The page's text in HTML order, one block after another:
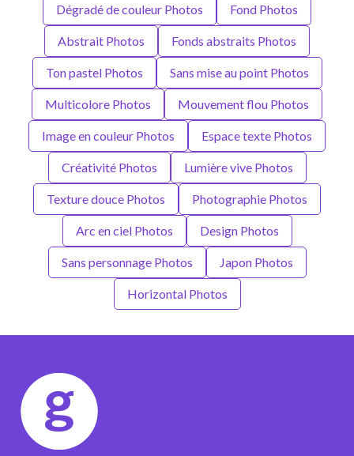
Dégradé de couleur Photos Fond Photos
Abstrait Photos Fonds abstraits Photos
Ton pastel Photos Sans mise au point Photos
Multicolore Photos Mouvement flou Photos
Image en couleur Photos Espace texte Photos
Créativité Photos Lumière vive Photos
Texture douce Photos Photographie Photos
Arc en ciel Photos Design Photos
Sans personnage Photos Japon Photos
Horizontal Photos